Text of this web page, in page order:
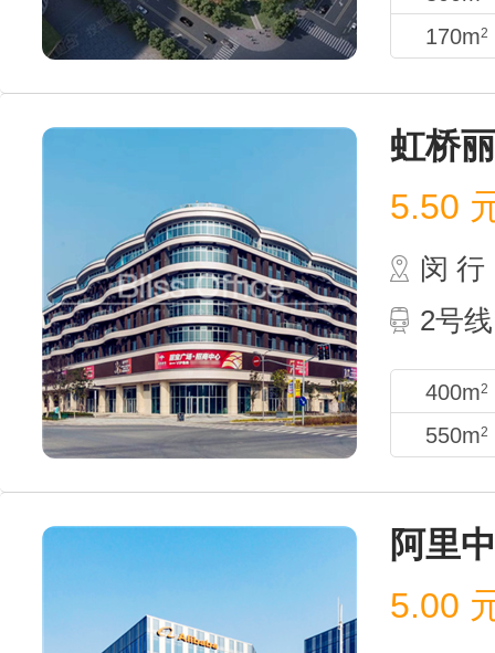
170m2
虹桥
5.50
闵 行
2号
400m2
550m2
阿里
5.00